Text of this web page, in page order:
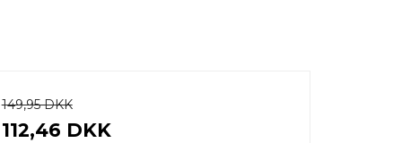
149,95 DKK
112,46 DKK